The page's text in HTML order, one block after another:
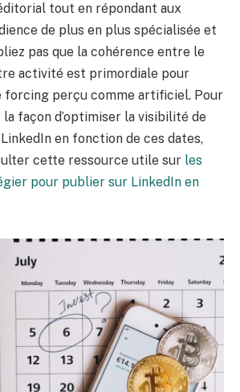
tout en répondant aux
de plus en plus spécialisée et
pas que la cohérence entre le
activité est primordiale pour
perçu comme artificiel. Pour
façon d’optimiser la visibilité de
en fonction de ces dates,
cette ressource utile sur les
pour publier sur LinkedIn en